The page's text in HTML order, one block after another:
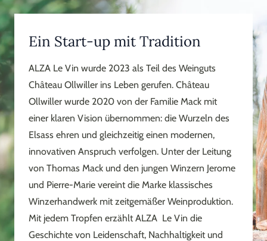
Ein Start-up mit Tradition
ALZA Le Vin wurde 2023 als Teil des Weinguts
Château Ollwiller ins Leben gerufen. Château
Ollwiller wurde 2020 von der Familie Mack mit
einer klaren Vision übernommen: die Wurzeln des
Elsass ehren und gleichzeitig einen modernen,
innovativen Anspruch verfolgen. Unter der Leitung
von Thomas Mack und den jungen Winzern Jerome
und Pierre-Marie vereint die Marke klassisches
Winzerhandwerk mit zeitgemäßer Weinproduktion.
Mit jedem Tropfen erzählt ALZA Le Vin die
Geschichte von Leidenschaft, Nachhaltigkeit und